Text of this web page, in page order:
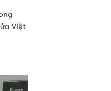
Việt